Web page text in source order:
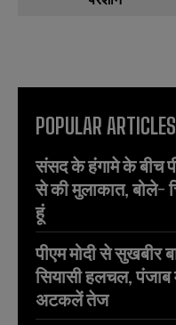
POPULAR ARTICLES
संसद के हंगामे के बीच
से की मुलाकात, बोले-
हूं
पीएम मोदी से सुखबीर
सियासी हलचल,
अटकलें तेज